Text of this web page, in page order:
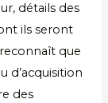
détails des
ils seront
que
d’acquisition
des